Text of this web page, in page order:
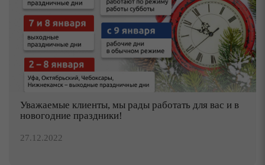
Уважаемые клиенты, мы рады работать для вас и в
новогодние праздники!
27.12.2022